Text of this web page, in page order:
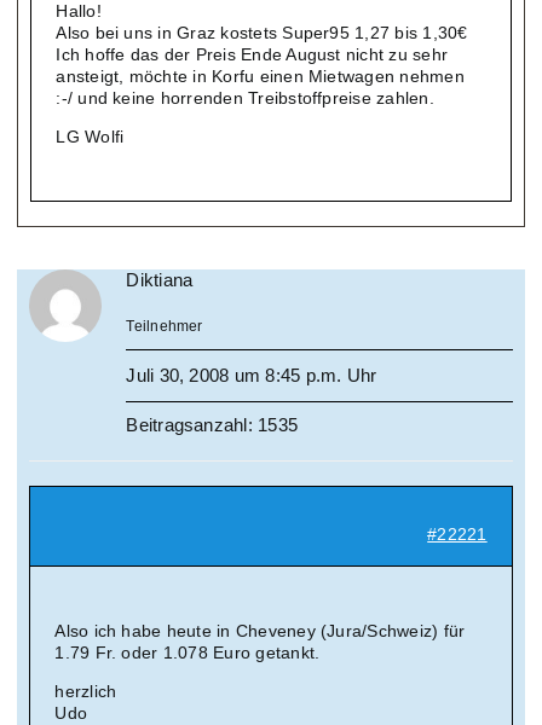
Hallo!
Also bei uns in Graz kostets Super95 1,27 bis 1,30€
Ich hoffe das der Preis Ende August nicht zu sehr
ansteigt, möchte in Korfu einen Mietwagen nehmen
:-/ und keine horrenden Treibstoffpreise zahlen.
LG Wolfi
Diktiana
Teilnehmer
Juli 30, 2008 um 8:45 p.m. Uhr
Beitragsanzahl: 1535
#22221
Also ich habe heute in Cheveney (Jura/Schweiz) für
1.79 Fr. oder 1.078 Euro getankt.
herzlich
Udo